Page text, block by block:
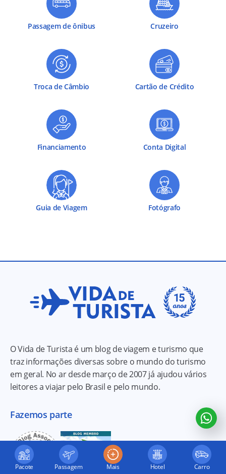
Passagem de ônibus Cruzeiro
Troca de Câmbio Cartão de Crédito
Financiamento Conta Digital
Guia de Viagem Fotógrafo
O Vida de Turista é um blog de viagem e turismo que
traz informações diversas sobre o mundo do turismo
em geral. No ar desde março de 2007 já ajudou vários
leitores a viajar pelo Brasil e pelo mundo.
Fazemos parte
Pacote Passagem Hotel Carro
Mais